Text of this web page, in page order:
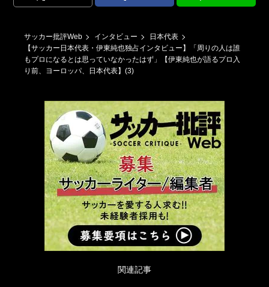
サッカー批評Web インタビュー
日本代表
【サッカー日本代表・伊東純也独占インタビュー】「周りの人は誰
もプロになるとは思っていなかったはず」【伊東純也が語るプロ入
り前、ヨーロッパ、日本代表】(3)
関連記事